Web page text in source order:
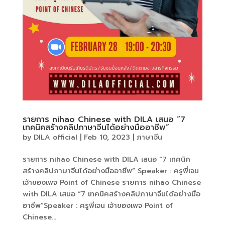
รายการ nihao Chinese with​ DILA เสนอ “7
เทคนิคสร้างคลิปภาษาจีนได้อย่างมืออาชีพ”
by DILA official Feb 10, 2023 ภาษาจีน
รายการ nihao Chinese with​ DILA เสนอ “7 เทคนิค
สร้างคลิปภาษาจีนได้อย่างมืออาชีพ” Speaker : ครูพี่เจน
เจ้าของเพจ Point of Chinese รายการ nihao Chinese
with​ DILA เสนอ “7 เทคนิคสร้างคลิปภาษาจีนได้อย่างมือ
อาชีพ”Speaker : ครูพี่เจน เจ้าของเพจ Point of
Chinese...